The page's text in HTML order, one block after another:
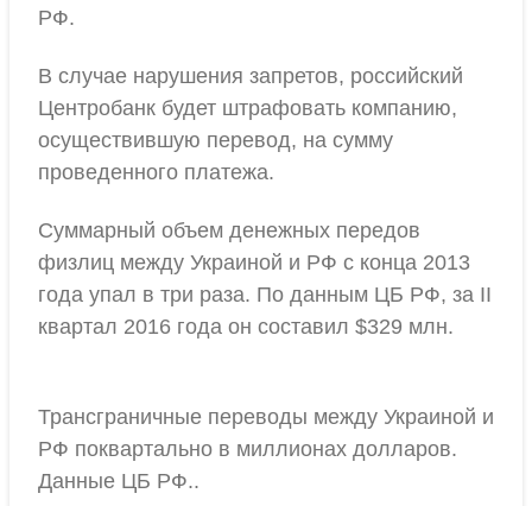
РФ.
В случае нарушения запретов, российский
Центробанк будет штрафовать компанию,
осуществившую перевод, на сумму
проведенного платежа.
Суммарный объем денежных передов
физлиц между Украиной и РФ с конца 2013
года упал в три раза. По данным ЦБ РФ, за II
квартал 2016 года он составил $329 млн.
Трансграничные переводы между Украиной и
РФ поквартально в миллионах долларов.
Данные ЦБ РФ..